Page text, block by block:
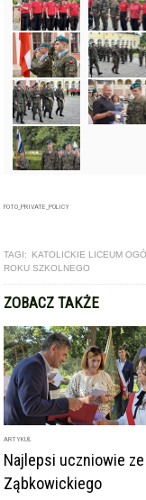
FOTO_PRIVATE_POLICY
TAGI: KATOLICKIE LICEUM
ROKU SZKOLNEGO
ZOBACZ TAKŻE
ARTYKUŁ
Najlepsi uczniowie
Ząbkowickiego